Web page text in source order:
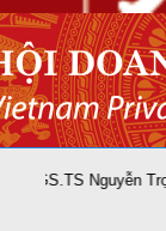
Nguyễn Trọng Điều